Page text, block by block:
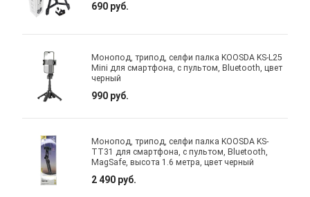
690 руб.
Монопод, трипод, селфи палка KOOSDA KS-L25
Mini для смартфона, с пультом, Bluetooth, цвет
черный
990 руб.
Монопод, трипод, селфи палка KOOSDA KS-
TT31 для смартфона, с пультом, Bluetooth,
MagSafe, высота 1.6 метра, цвет черный
2 490 руб.